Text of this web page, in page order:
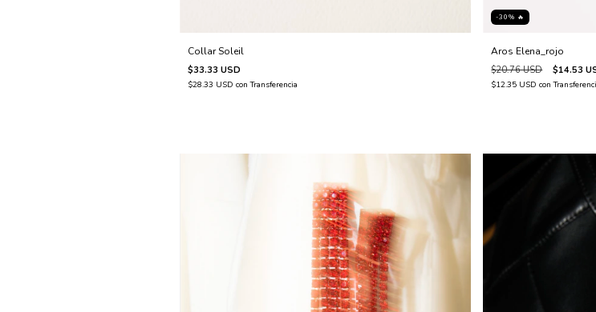
Collar Soleil
$33.33 USD
$28.33 USD con Transferencia
-30% 🔥
Aros Elena_rojo
$20.76 USD $14.53
$12.35 USDcon